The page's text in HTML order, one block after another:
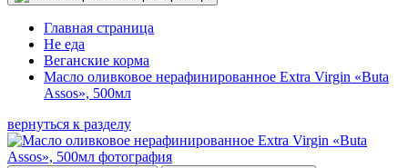
Главная страница
Не еда
Веганские корма
Масло оливковое нерафинированное Extra Virgin «Buta
Assos», 500мл
вернуться к разделу